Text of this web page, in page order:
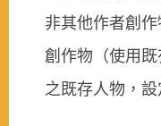
非其他作者創
創作物（使用既
之既存人物，